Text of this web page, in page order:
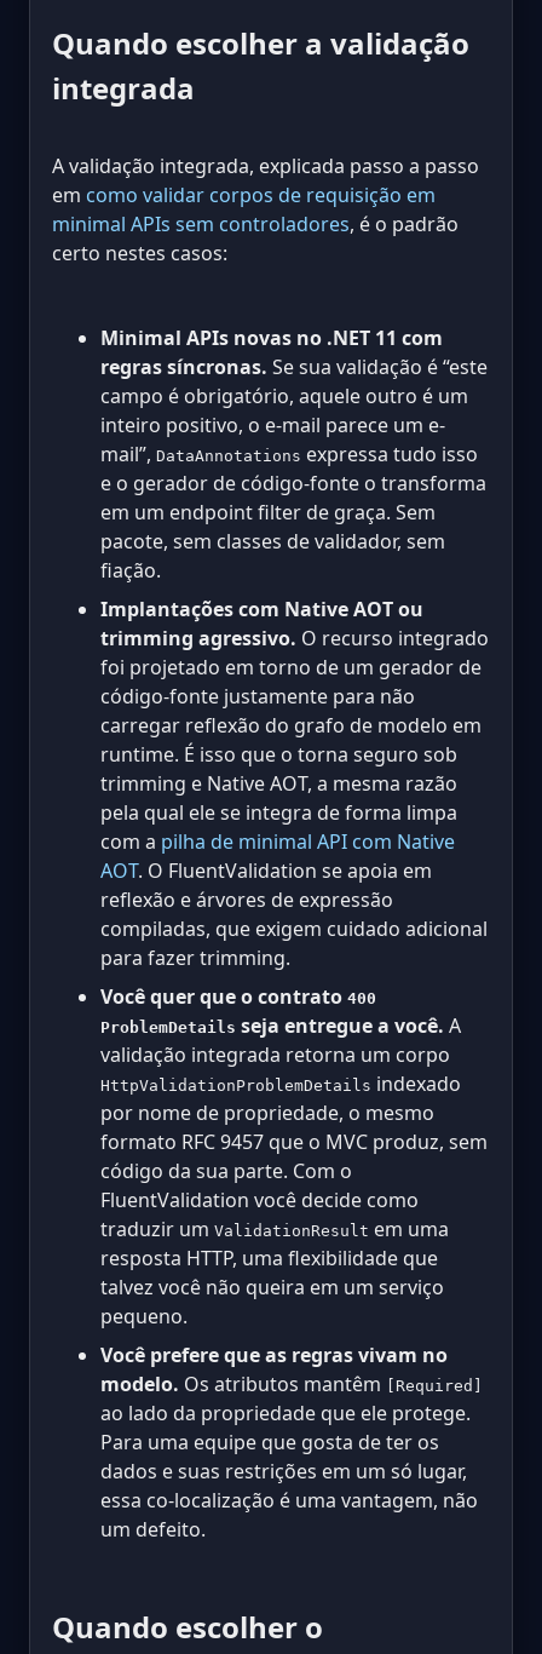
Quando escolher a validação
integrada
A validação integrada, explicada passo a passo
em como validar corpos de requisição em
minimal APIs sem controladores, é o padrão
certo nestes casos:
Minimal APIs novas no .NET 11 com
regras síncronas. Se sua validação é “este
campo é obrigatório, aquele outro é um
inteiro positivo, o e-mail parece um e-
mail”, DataAnnotations expressa tudo isso
e o gerador de código-fonte o transforma
em um endpoint filter de graça. Sem
pacote, sem classes de validador, sem
fiação.
Implantações com Native AOT ou
trimming agressivo. O recurso integrado
foi projetado em torno de um gerador de
código-fonte justamente para não
carregar reflexão do grafo de modelo em
runtime. É isso que o torna seguro sob
trimming e Native AOT, a mesma razão
pela qual ele se integra de forma limpa
com a pilha de minimal API com Native
AOT. O FluentValidation se apoia em
reflexão e árvores de expressão
compiladas, que exigem cuidado adicional
para fazer trimming.
Você quer que o contrato 400
ProblemDetails seja entregue a você. A
validação integrada retorna um corpo
HttpValidationProblemDetails indexado
por nome de propriedade, o mesmo
formato RFC 9457 que o MVC produz, sem
código da sua parte. Com o
FluentValidation você decide como
traduzir um ValidationResult em uma
resposta HTTP, uma flexibilidade que
talvez você não queira em um serviço
pequeno.
Você prefere que as regras vivam no
modelo. Os atributos mantêm [Required]
ao lado da propriedade que ele protege.
Para uma equipe que gosta de ter os
dados e suas restrições em um só lugar,
essa co-localização é uma vantagem, não
um defeito.
Quando escolher o